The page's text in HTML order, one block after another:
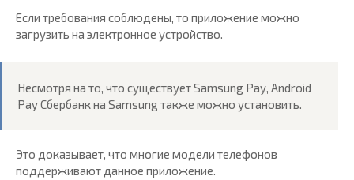
Если требования соблюдены, то приложение можно
загрузить на электронное устройство.
Несмотря на то, что существует Samsung Pay, Android
Pay Сбербанк на Samsung также можно установить.
Это доказывает, что многие модели телефонов
поддерживают данное приложение.